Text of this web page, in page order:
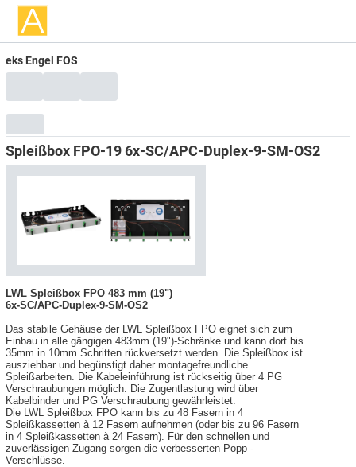
eks Engel FOS
Spleißbox FPO-19 6x-SC/APC-Duplex-9-SM-OS2
LWL Spleißbox FPO 483 mm (19")
6x-SC/APC-Duplex-9-SM-OS2
Das stabile Gehäuse der LWL Spleißbox FPO eignet sich zum
Einbau in alle gängigen 483mm (19")-Schränke und kann dort bis
35mm in 10mm Schritten rückversetzt werden. Die Spleißbox ist
ausziehbar und begünstigt daher montagefreundliche
Spleißarbeiten. Die Kabeleinführung ist rückseitig über 4 PG
Verschraubungen möglich. Die Zugentlastung wird über
Kabelbinder und PG Verschraubung gewährleistet.
Die LWL Spleißbox FPO kann bis zu 48 Fasern in 4
Spleißkassetten à 12 Fasern aufnehmen (oder bis zu 96 Fasern
in 4 Spleißkassetten à 24 Fasern). Für den schnellen und
zuverlässigen Zugang sorgen die verbesserten Popp -
Verschlüsse.